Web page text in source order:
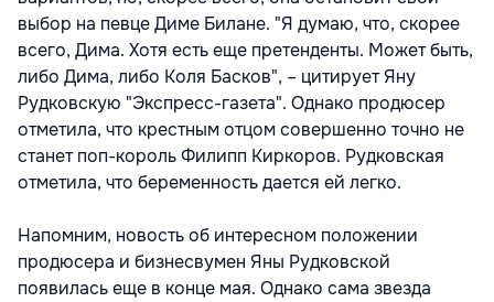
выбор на певце Диме Билане. "Я думаю, что, скорее
всего, Дима. Хотя есть еще претенденты. Может быть,
либо Дима, либо Коля Басков", – цитирует Яну
Рудковскую "Экспресс-газета". Однако продюсер
отметила, что крестным отцом совершенно точно не
станет поп-король Филипп Киркоров. Рудковская
отметила, что беременность дается ей легко.
Напомним, новость об интересном положении
продюсера и бизнесвумен Яны Рудковской
появилась еще в конце мая. Однако сама звезда